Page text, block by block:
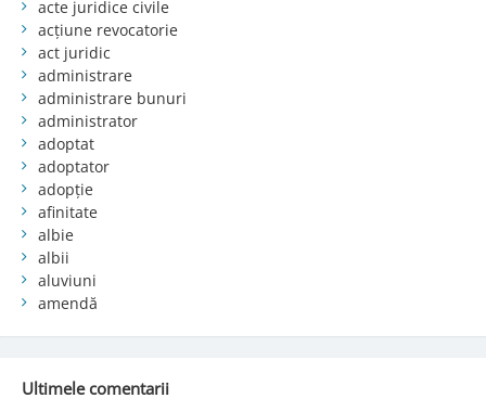
acte juridice civile
acțiune revocatorie
act juridic
administrare
administrare bunuri
administrator
adoptat
adoptator
adopție
afinitate
albie
albii
aluviuni
amendă
Ultimele comentarii